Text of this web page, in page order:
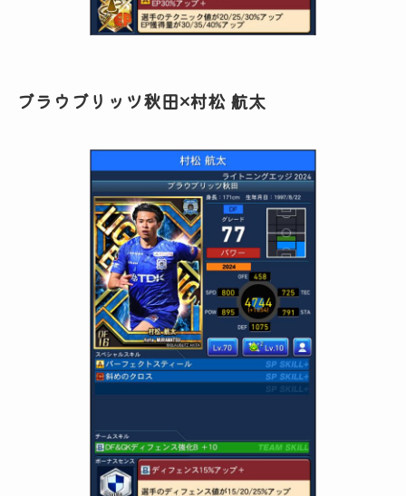
ブラウブリッツ秋田×村松 航太